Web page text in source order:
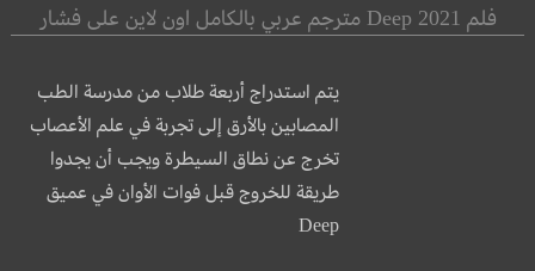
فلم Deep 2021 مترجم عربي بالكامل اون لاين على فشار
يتم استدراج أربعة طلاب من مدرسة الطب
المصابين بالأرق إلى تجربة في علم الأعصاب
تخرج عن نطاق السيطرة ويجب أن يجدوا
طريقة للخروج قبل فوات الأوان في عميق
Deep